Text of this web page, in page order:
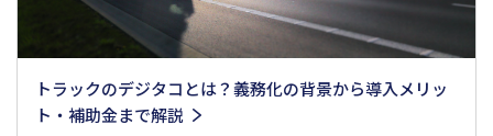
トラックのデジタコとは？義務化の背景から導入メリッ
ト・補助金まで解説